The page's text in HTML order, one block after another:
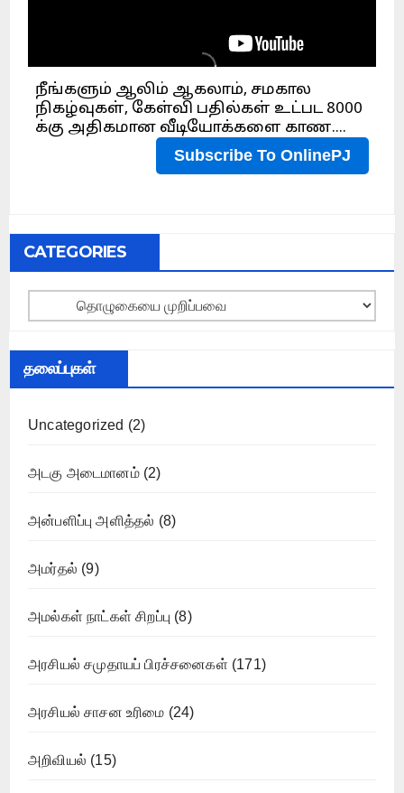
CATEGORIES
Categories
தலைப்புகள்
Uncategorized (2)
அடகு அடைமானம்(2)
அன்பளிப்பு அளித்தல் (8)
அமர்தல் (9)
அமல்கள் நாட்கள் சிறப்பு (8)
அரசியல் சமுதாயப் பிரச்சனைகள் (171)
அரசியல் சாசன உரிமை (24)
அறிவியல் (15)